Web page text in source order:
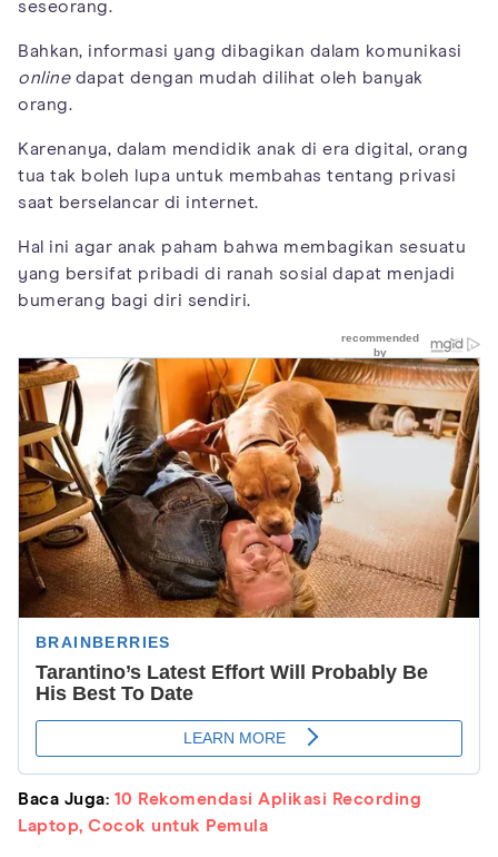
seseorang.
Bahkan, informasi yang dibagikan dalam komunikasi
onlinedapat dengan mudah dilihat oleh banyak
orang.
Karenanya, dalam mendidik anak di era digital, orang
tua tak boleh lupa untuk membahas tentang privasi
saat berselancar di internet.
Hal ini agar anak paham bahwa membagikan sesuatu
yang bersifat pribadi di ranah sosial dapat menjadi
bumerang bagi diri sendiri.
Baca Juga: 10 Rekomendasi Aplikasi Recording
Laptop, Cocok untuk Pemula